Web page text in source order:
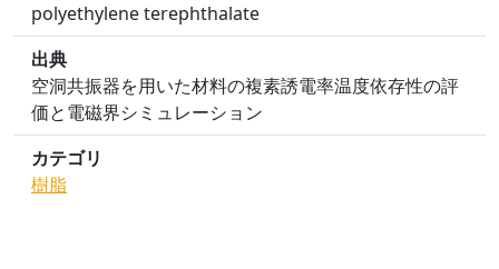
polyethylene terephthalate
出典
空洞共振器を用いた材料の複素誘電率温度依存性の評
価と電磁界シミュレーション
カテゴリ
樹脂